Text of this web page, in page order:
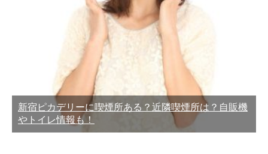
新宿ピカデリーに喫煙所ある？近隣喫煙所は？自販機
やトイレ情報も！